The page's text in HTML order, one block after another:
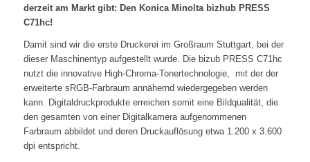
derzeit am Markt gibt: Den Konica Minolta bizhub PRESS
C71hc!
Damit sind wir die erste Druckerei im Großraum Stuttgart, bei der
dieser Maschinentyp aufgestellt wurde. Die bizub PRESS C71hc
nutzt die innovative High-Chroma-Tonertechnologie, mit der der
erweiterte sRGB-Farbraum annähernd wiedergegeben werden
kann. Digitaldruckprodukte erreichen somit eine Bildqualität, die
den gesamten von einer Digitalkamera aufgenommenen
Farbraum abbildet und deren Druckauflösung etwa 1.200 x 3.600
dpi entspricht.